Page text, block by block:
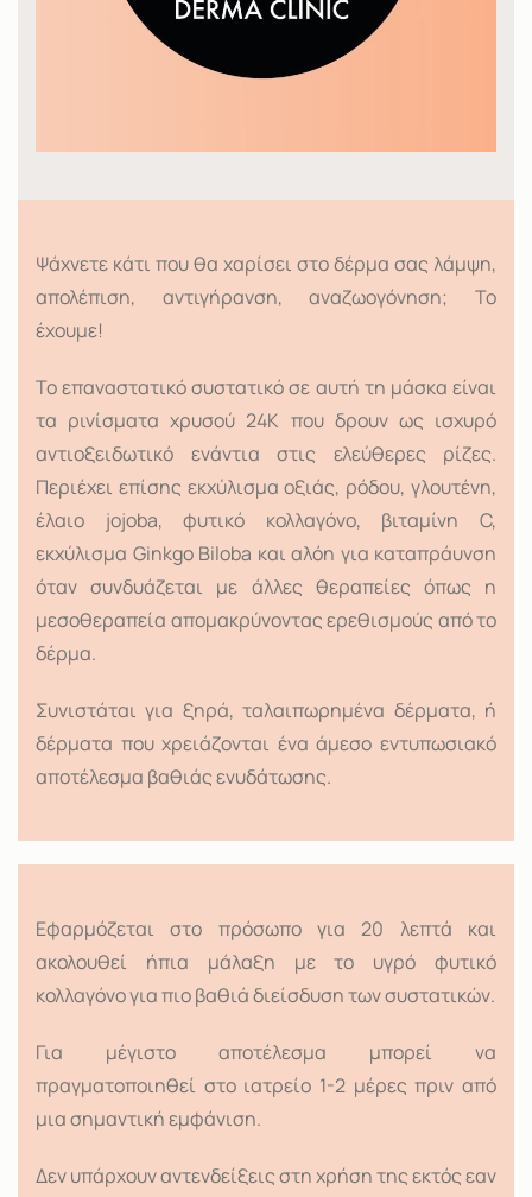
Ψάχνετε κάτι που θα χαρίσει στο δέρμα σας λάμψη,
απολέπιση, αντιγήρανση, αναζωογόνηση; Το
έχουμε!
Το επαναστατικό συστατικό σε αυτή τη μάσκα είναι
τα ρινίσματα χρυσού 24Κ που δρουν ως ισχυρό
αντιοξειδωτικό ενάντια στις ελεύθερες ρίζες.
Περιέχει επίσης εκχύλισμα οξιάς, ρόδου, γλουτένη,
έλαιο jojoba, φυτικό κολλαγόνο, βιταμίνη C,
εκχύλισμα Ginkgo Biloba και αλόη για καταπράυνση
όταν συνδυάζεται με άλλες θεραπείες όπως η
μεσοθεραπεία απομακρύνοντας ερεθισμούς από το
δέρμα.
Συνιστάται για ξηρά, ταλαιπωρημένα δέρματα, ή
δέρματα που χρειάζονται ένα άμεσο εντυπωσιακό
αποτέλεσμα βαθιάς ενυδάτωσης.
Εφαρμόζεται στο πρόσωπο για 20 λεπτά και
ακολουθεί ήπια μάλαξη με το υγρό φυτικό
κολλαγόνο για πιο βαθιά διείσδυση των συστατικών.
Για μέγιστο αποτέλεσμα μπορεί να
πραγματοποιηθεί στο ιατρείο 1-2 μέρες πριν από
μια σημαντική εμφάνιση.
Δεν υπάρχουν αντενδείξεις στη χρήση της εκτός εαν